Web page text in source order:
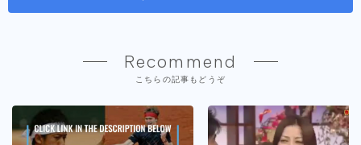
Recommend
こちらの記事もどうぞ